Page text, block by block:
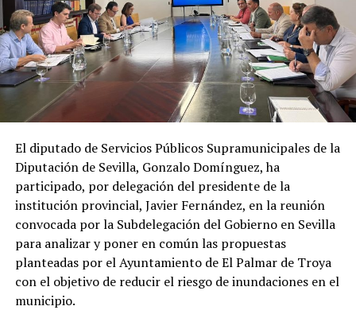
El diputado de Servicios Públicos Supramunicipales de la
Diputación de Sevilla, Gonzalo Domínguez, ha
participado, por delegación del presidente de la
institución provincial, Javier Fernández, en la reunión
convocada por la Subdelegación del Gobierno en Sevilla
para analizar y poner en común las propuestas
planteadas por el Ayuntamiento de El Palmar de Troya
con el objetivo de reducir el riesgo de inundaciones en el
municipio.